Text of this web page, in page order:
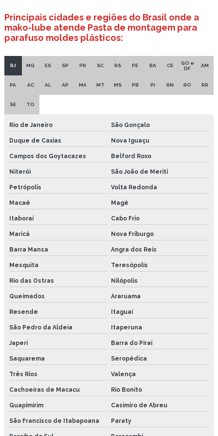
Óleo para alta temperatura
Óleo para corrente atóxico
Spray lubrificante alimentício
Spray lubrificante seco
Graxa branca preço
Graxa grafitada preço
Lubrificante industrial
Lubrificante spray
Copo de lubrificação
Copo gotejador de oleo
Graxa com bissulfeto de molibdênio
Sistemas de lubrificação centralizada
Pasta cobreada preço
Pasta de montagem
Pasta industrial
Sistema de lubrificação para correntes
Bomba de lubrificação
Principais cidades e regiões do Brasil onde a
mako-lube atende Pasta de montagem para
parafuso moldes plásticos:
RJ MG ES SP PR SC RS PE BA CE
GO e
DF
AM
PA AC AL AP MA MT MS PB PI RN RO RR
SE TO
Rio de Janeiro São Gonçalo
Duque de Caxias Nova Iguaçu
Campos dos Goytacazes Belford Roxo
Niterói São João de Meriti
Petrópolis Volta Redonda
Macaé Magé
Itaboraí Cabo Frio
Maricá Nova Friburgo
Barra Mansa Angra dos Reis
Mesquita Teresópolis
Rio das Ostras Nilópolis
Queimados Araruama
Resende Itaguaí
São Pedro da Aldeia Itaperuna
Japeri Barra do Piraí
Saquarema Seropédica
Três Rios Valença
Cachoeiras de Macacu Rio Bonito
Guapimirim Casimiro de Abreu
São Francisco de Itabapoana Paraty